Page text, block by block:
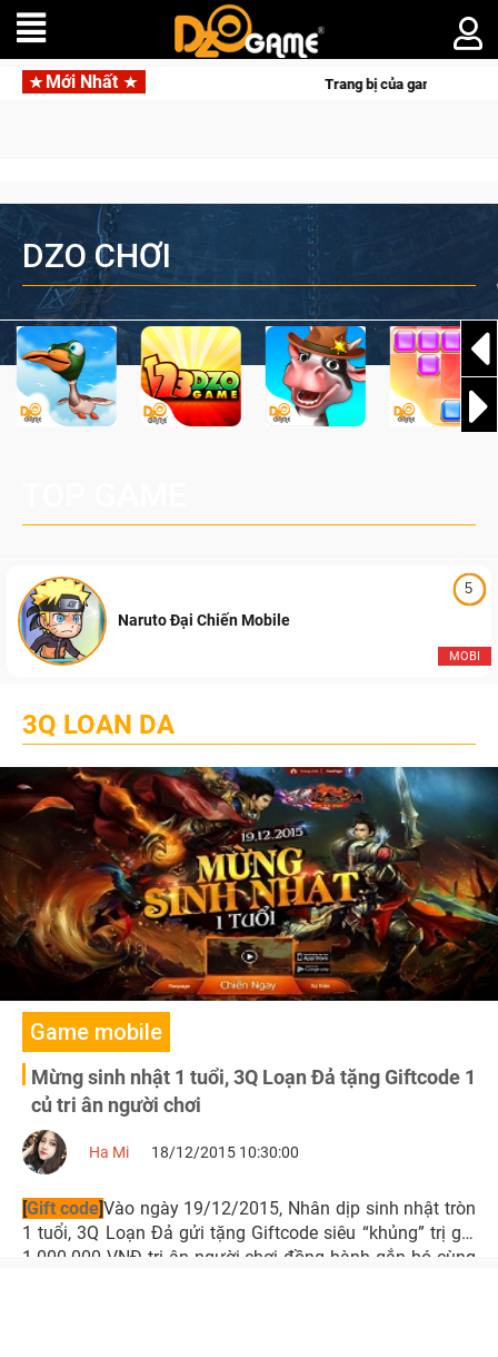
Mới Nhất Trang bị của game thủ Crossfire sẽ lộng lẫy ánh đèn với
DZO CHƠI
5
MOBI
Naruto Đại Chiến Mobile
3Q LOAN DA
Game mobile
Mừng sinh nhật 1 tuổi, 3Q Loạn Đả tặng Giftcode 1
củ tri ân người chơi
Ha Mi 18/12/2015 10:30:00
[Gift code]Vào ngày 19/12/2015, Nhân dịp sinh nhật tròn
1 tuổi, 3Q Loạn Đả gửi tặng Giftcode siêu “khủng” trị giá
1.000.000 VNĐ tri ân người chơi đồng hành gắn bó cùng